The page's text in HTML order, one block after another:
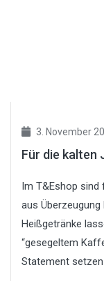
3. November
Für die kalten
Im T&Eshop sind
aus Überzeugung
Heißgetränke
“gesegeltem
Statement setzen